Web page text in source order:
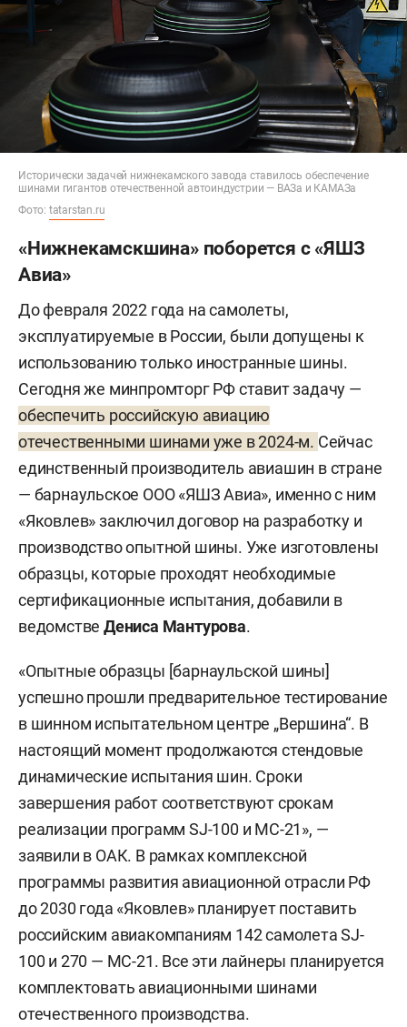
Исторически задачей нижнекамского завода ставилось обеспечение
шинами гигантов отечественной автоиндустрии — ВАЗа и КАМАЗа
Фото: tatarstan.ru
«Нижнекамскшина» поборется с «ЯШЗ
Авиа»
До февраля 2022 года на самолеты,
эксплуатируемые в России, были допущены к
использованию только иностранные шины.
Сегодня же минпромторг РФ ставит задачу —
обеспечить российскую авиацию
отечественными шинами уже в 2024-м. Сейчас
единственный производитель авиашин в стране
— барнаульское ООО «ЯШЗ Авиа», именно с ним
«Яковлев» заключил договор на разработку и
производство опытной шины. Уже изготовлены
образцы, которые проходят необходимые
сертификационные испытания, добавили в
ведомствеДениса Мантурова.
«Опытные образцы [барнаульской шины]
успешно прошли предварительное тестирование
в шинном испытательном центре „Вершина“. В
настоящий момент продолжаются стендовые
динамические испытания шин. Сроки
завершения работ соответствуют срокам
реализации программ SJ-100 и МС-21», —
заявили в ОАК. В рамках комплексной
программы развития авиационной отрасли РФ
до 2030 года «Яковлев» планирует поставить
российским авиакомпаниям 142 самолета SJ-
100 и 270 — МС-21. Все эти лайнеры планируется
комплектовать авиационными шинами
отечественного производства.